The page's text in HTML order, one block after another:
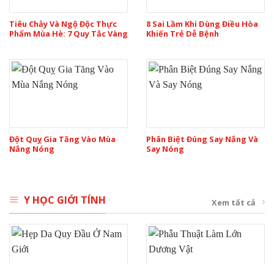
Tiêu Chảy Và Ngộ Độc Thực
Phẩm Mùa Hè: 7 Quy Tắc Vàng
8 Sai Lầm Khi Dùng Điều Hòa
Khiến Trẻ Dễ Bệnh
Đột Quỵ Gia Tăng Vào Mùa
Nắng Nóng
Phân Biệt Đúng Say Nắng Và
Say Nóng
Y HỌC GIỚI TÍNH Xem tất cả